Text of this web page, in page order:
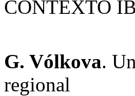
CONTEXTO
G. Vólkova.
regional